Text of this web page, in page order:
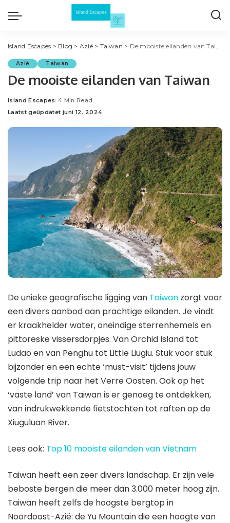
Island Escapes > Blog > Azië> Taiwan > De mooiste eilanden van Taiwan
Azië Taiwan
De mooiste eilanden van Taiwan
Posted
by
Island Escapes 4 Min Read
Laatst geüpdatet juni 12, 2024
De unieke geografische ligging van Taiwan zorgt voor
een divers aanbod aan prachtige eilanden. Je vindt
er kraakhelder water, oneindige sterrenhemels en
pittoreske vissersdorpjes. Van Orchid Island tot
Ludao en van Penghu tot Little Liugiu. Stuk voor stuk
bijzonder en een echte ‘must-visit’ tijdens jouw
volgende trip naar het Verre Oosten. Ook op het
‘vaste land’ van Taiwan is er genoeg te ontdekken,
van indrukwekkende fietstochten tot raften op de
Xiuguluan River.
Lees ook: Top 10 mooiste eilanden van Vietnam
Taiwan heeft een zeer divers landschap. Er zijn vele
beboste bergen die meer dan 3.000 meter hoog zijn.
Taiwan heeft zelfs de hoogste bergtop in
Noordoost-Azië: de Yu Mountain die een hoogte van